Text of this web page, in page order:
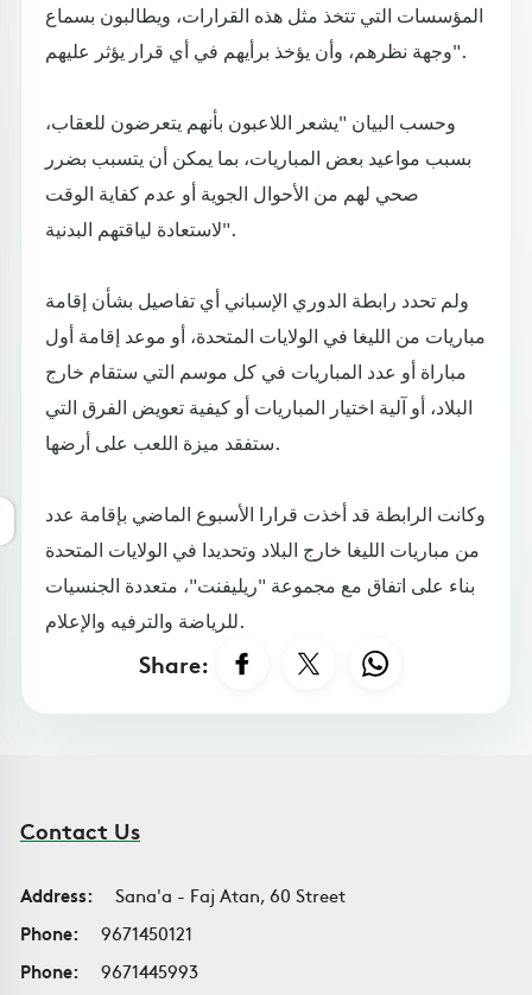
المؤسسات التي تتخذ مثل هذه القرارات، ويطالبون بسماع
وجهة نظرهم، وأن يؤخذ برأيهم في أي قرار يؤثر عليهم".
وحسب البيان "يشعر اللاعبون بأنهم يتعرضون للعقاب،
بسبب مواعيد بعض المباريات، بما يمكن أن يتسبب بضرر
صحي لهم من الأحوال الجوية أو عدم كفاية الوقت
لاستعادة لياقتهم البدنية".
ولم تحدد رابطة الدوري الإسباني أي تفاصيل بشأن إقامة
مباريات من الليغا في الولايات المتحدة، أو موعد إقامة أول
مباراة أو عدد المباريات في كل موسم التي ستقام خارج
البلاد، أو آلية اختيار المباريات أو كيفية تعويض الفرق التي
ستفقد ميزة اللعب على أرضها.
وكانت الرابطة قد أخذت قرارا الأسبوع الماضي بإقامة عدد
من مباريات الليغا خارج البلاد وتحديدا في الولايات المتحدة
بناء على اتفاق مع مجموعة "ريليفنت"، متعددة الجنسيات
للرياضة والترفيه والإعلام.
Share:
Contact Us
Address:
Sana'a - Faj Atan, 60 Street
Phone:
9671450121
Phone:
9671445993